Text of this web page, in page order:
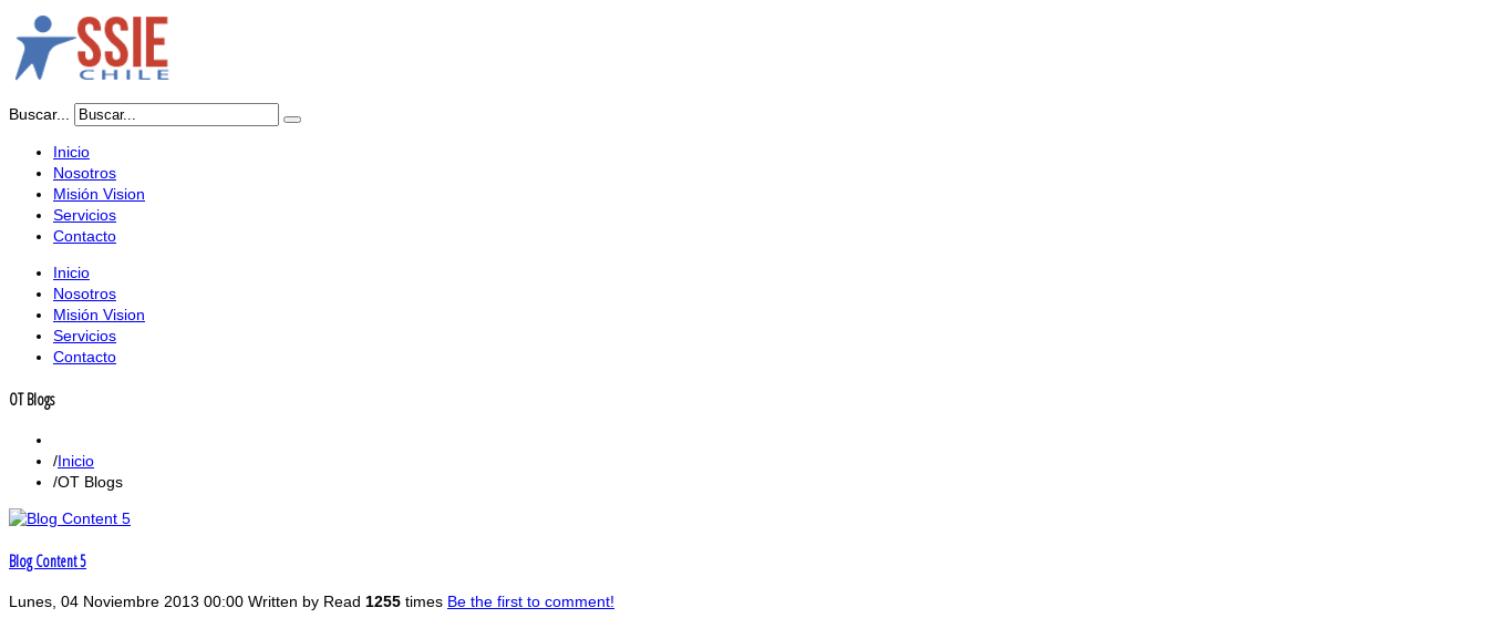
Buscar...
Inicio
Nosotros
Misión Vision
Servicios
Contacto
Inicio
Nosotros
Misión Vision
Servicios
Contacto
OT Blogs
Inicio
OT Blogs
Blog Content 5
Lunes, 04 Noviembre 2013 00:00 Written by Read 1255 times Be the first to comment!